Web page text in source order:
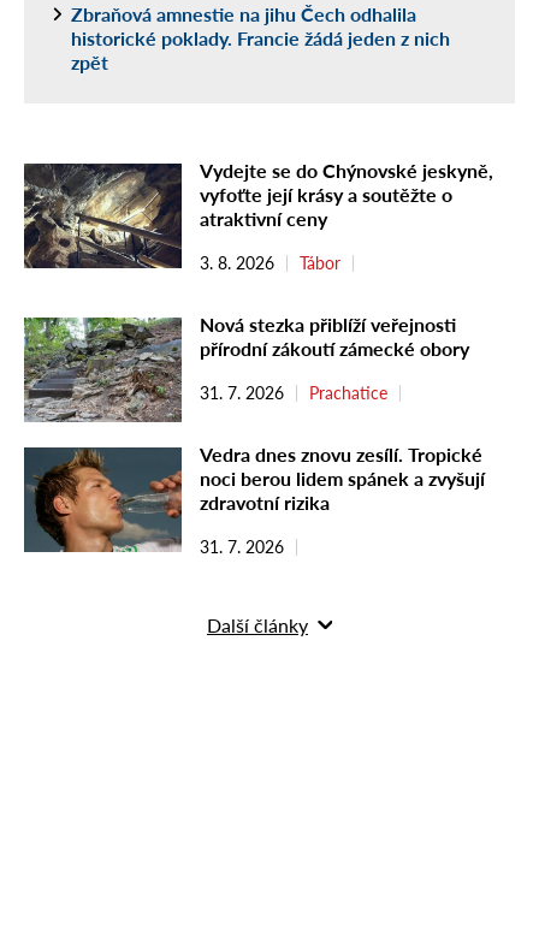
Zbraňová amnestie na jihu Čech odhalila
historické poklady. Francie žádá jeden z nich
zpět
Vydejte se do Chýnovské jeskyně,
vyfoťte její krásy a soutěžte o
atraktivní ceny
3. 8. 2026 Tábor
Nová stezka přiblíží veřejnosti
přírodní zákoutí zámecké obory
31. 7. 2026 Prachatice
Vedra dnes znovu zesílí. Tropické
noci berou lidem spánek a zvyšují
zdravotní rizika
31. 7. 2026
Další články